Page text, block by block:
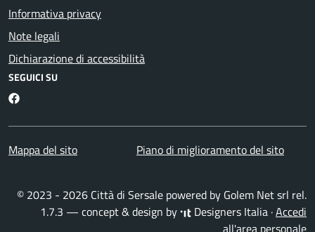
Informativa privacy
Note legali
Dichiarazione di accessibilità
SEGUICI SU
Facebook
Mappa del sito Piano di miglioramento del sito
© 2023 - 2026 Città di Sersale powered by Golem Net srl rel.
1.7.3 — concept & design by
Designers Italia ·Accedi
all'area personale